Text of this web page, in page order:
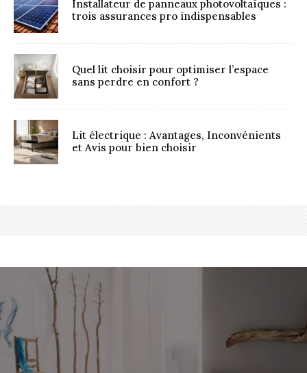
Installateur de panneaux photovoltaïques :
trois assurances pro indispensables
Quel lit choisir pour optimiser l’espace
sans perdre en confort ?
Lit électrique : Avantages, Inconvénients
et Avis pour bien choisir